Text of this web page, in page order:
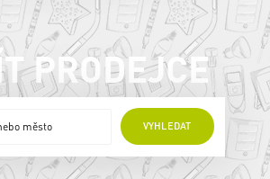
PRODEJCE
VYHLEDAT
PRODEJCI